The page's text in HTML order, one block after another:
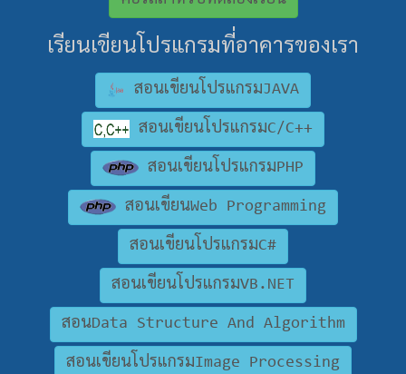
เรียนเขียนโปรแกรมที่อาคารของเรา
สอนเขียนโปรแกรมJAVA
สอนเขียนโปรแกรมC/C++
สอนเขียนโปรแกรมPHP
สอนเขียนWeb Programming
สอนเขียนโปรแกรมC#
สอนเขียนโปรแกรมVB.NET
สอนData Structure And Algorithm
สอนเขียนโปรแกรมImage Processing